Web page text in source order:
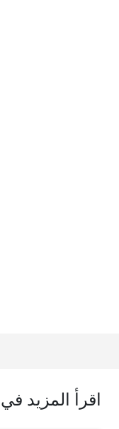
اقرأ المزيد في